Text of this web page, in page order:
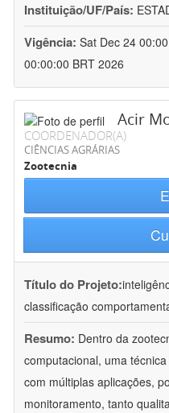
Instituição/UF/País:
Vigência: Sat Dec 24
00:00:00 BRT 2026
Acir
COORDENADOR(A)
CIÊNCIAS AGRÁRIAS
Zootecnia
Título do Projeto:
classificação
Resumo: Dentro da
computacional, uma
com múltiplas aplicações,
monitoramento, tanto